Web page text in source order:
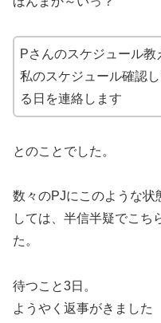
Pさんのスケジュール教
私のスケジュール確認
る日を連絡します
とのことでした。
数々のPJにこのような状
しては、半信半疑でこち
た。
待つこと3日。
ようやく返事がきました